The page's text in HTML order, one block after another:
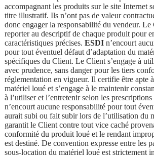
accompagnant les produits sur le site Internet
titre illustratif. Ils n’ont pas de valeur
donc engager la responsabilité du vendeur. Le
reporter au descriptif de chaque produit pour
caractéristiques précises. ESDIn’encourt
pour tout éventuel défaut d’adaptation du
spécifiques du Client. Le Client s’engage à
avec prudence, sans danger pour les tiers
réglementation en vigueur. Il certifie être apte
matériel loué et s’engage à le maintenir
à l’utiliser et l’entretenir selon les prescriptions
n’encourt aucune responsabilité pour tout
aurait subi ou fait subir lors de l’utilisation du
garantit le Client contre tout vice caché
conformité du produit loué et le rendant
est destiné. De convention expresse entre les
sous-location du matériel loué est strictement